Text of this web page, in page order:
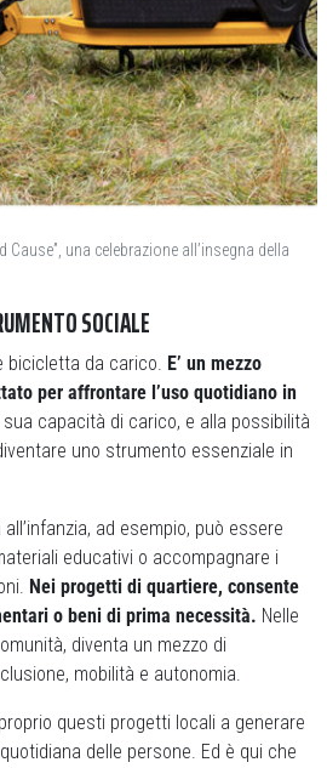
Cause”, una celebrazione all’insegna della
SOCIALE
bicicletta da carico. E’ un mezzo
per affrontare l’uso quotidiano in
sua capacità di carico, e alla possibilità
uno strumento essenziale in
ad esempio, può essere
educativi o accompagnare i
Nei progetti di quartiere, consente
o beni di prima necessità. Nelle
diventa un mezzo di
mobilità e autonomia.
questi progetti locali a generare
delle persone. Ed è qui che